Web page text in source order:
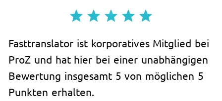
Fasttranslator ist korporatives Mitglied bei
ProZ und hat hier bei einer unabhängigen
Bewertung insgesamt 5 von möglichen 5
Punkten erhalten.